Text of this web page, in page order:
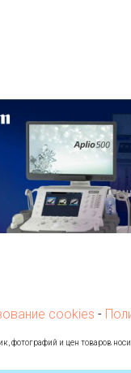
cookies -
фотографий и цен товаров